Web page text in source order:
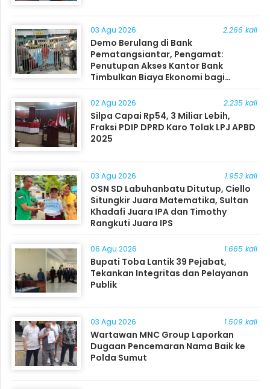
03 Agu 2026 2.266 kali
Demo Berulang di Bank
Pematangsiantar, Pengamat:
Penutupan Akses Kantor Bank
Timbulkan Biaya Ekonomi bagi
Masyarakat
02 Agu 2026 2.235 kali
Silpa Capai Rp54, 3 Miliar Lebih,
Fraksi PDIP DPRD Karo Tolak LPJ APBD
2025
03 Agu 2026 1.953 kali
OSN SD Labuhanbatu Ditutup, Ciello
Situngkir Juara Matematika, Sultan
Khadafi Juara IPA dan Timothy
Rangkuti Juara IPS
06 Agu 2026 1.665 kali
Bupati Toba Lantik 39 Pejabat,
Tekankan Integritas dan Pelayanan
Publik
03 Agu 2026 1.509 kali
Wartawan MNC Group Laporkan
Dugaan Pencemaran Nama Baik ke
Polda Sumut